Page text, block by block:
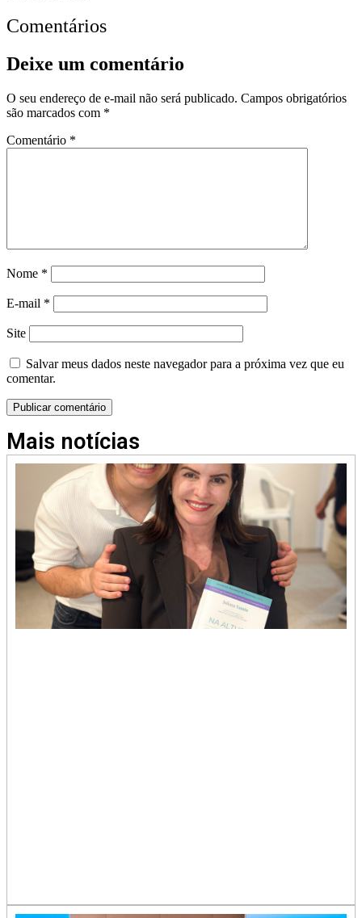
Comentários
Deixe um comentário
O seu endereço de e-mail não será publicado. Campos obrigatórios
são marcados com *
Comentário *
Nome *
E-mail *
Site
Salvar meus dados neste navegador para a próxima vez que eu
comentar.
Mais notícias